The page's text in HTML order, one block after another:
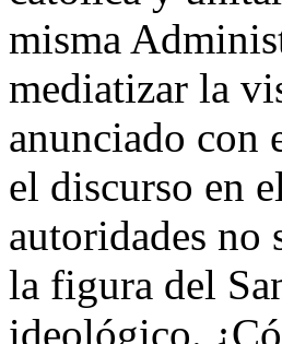
misma
mediatizar la
anunciado con
el discurso en
autoridades no
la figura del
ideológico.